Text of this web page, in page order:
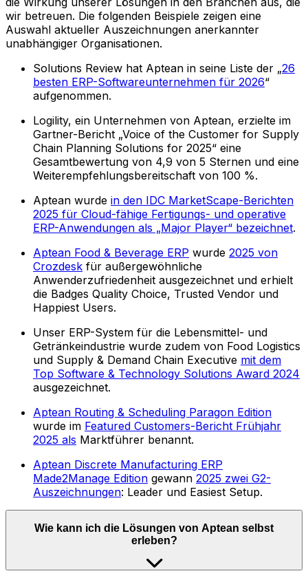
wir betreuen. Die folgenden Beispiele zeigen eine
Auswahl aktueller Auszeichnungen anerkannter
unabhängiger Organisationen.
Solutions Review hat Aptean in seine Liste der „26
besten ERP-Softwareunternehmen für 2026“
aufgenommen.
Logility, ein Unternehmen von Aptean, erzielte im
Gartner-Bericht „Voice of the Customer for Supply
Chain Planning Solutions for 2025“ eine
Gesamtbewertung von 4,9 von 5 Sternen und eine
Weiterempfehlungsbereitschaft von 100 %.
Aptean wurde in den IDC MarketScape-Berichten
2025 für Cloud-fähige Fertigungs- und operative
ERP-Anwendungen als „Major Player“ bezeichnet.
Aptean Food & Beverage ERP wurde 2025 von
Crozdesk für außergewöhnliche
Anwenderzufriedenheit ausgezeichnet und erhielt
die Badges Quality Choice, Trusted Vendor und
Happiest Users.
Unser ERP-System für die Lebensmittel- und
Getränkeindustrie wurde zudem von Food Logistics
und Supply & Demand Chain Executive mit dem
Top Software & Technology Solutions Award 2024
ausgezeichnet.
Aptean Routing & Scheduling Paragon Edition
wurde im Featured Customers-Bericht Frühjahr
2025 als Marktführer benannt.
Aptean Discrete Manufacturing ERP
Made2Manage Edition gewann 2025 zwei G2-
Auszeichnungen: Leader und Easiest Setup.
Wie kann ich die Lösungen von Aptean selbst
erleben?